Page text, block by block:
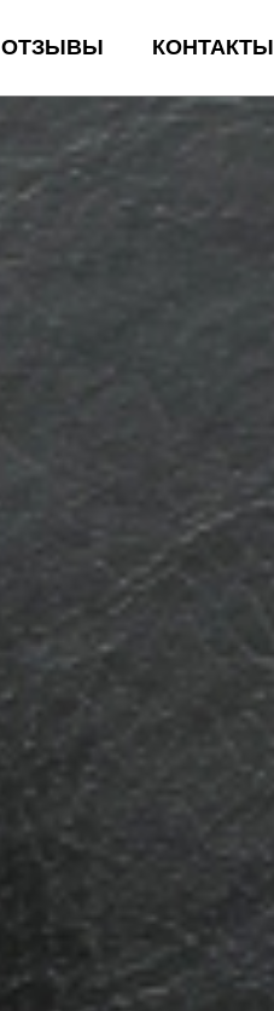
ОТЗЫВЫ КОНТАКТЫ